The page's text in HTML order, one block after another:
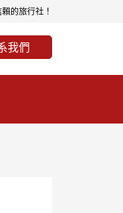
的旅行社！
我們